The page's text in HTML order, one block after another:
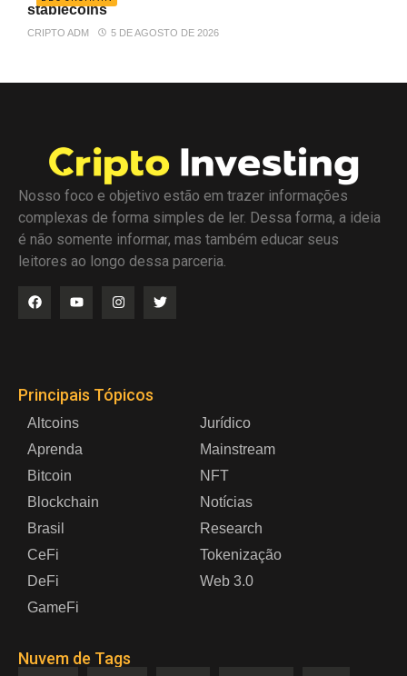
stablecoins
CRIPTO ADM 5 DE AGOSTO DE 2026
Nosso foco e objetivo estão em trazer informações
complexas de forma simples de ler. Dessa forma, a ideia
é não somente informar, mas também educar seus
leitores ao longo dessa parceria.
Principais Tópicos
Altcoins
Aprenda
Bitcoin
Blockchain
Brasil
CeFi
DeFi
GameFi
Jurídico
Mainstream
NFT
Notícias
Research
Tokenização
Web 3.0
Nuvem de Tags